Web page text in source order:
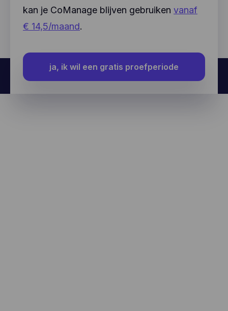
kan je CoManage blijven gebruiken vanaf
€ 14,5/maand.
ja, ik wil een gratis proefperiode